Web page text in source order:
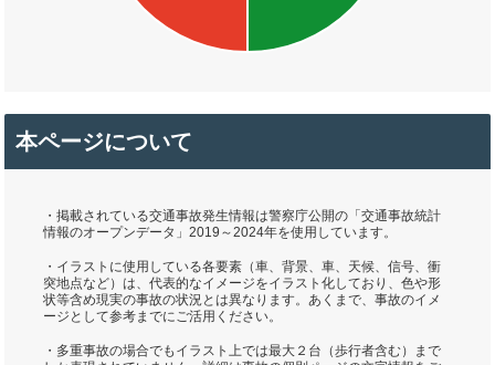
本ページについて
・掲載されている交通事故発生情報は警察庁公開の「交通事故統計
情報のオープンデータ」2019～2024年を使用しています。
・イラストに使用している各要素（車、背景、車、天候、信号、衝
突地点など）は、代表的なイメージをイラスト化しており、色や形
状等含め現実の事故の状況とは異なります。あくまで、事故のイメ
ージとして参考までにご活用ください。
・多重事故の場合でもイラスト上では最大２台（歩行者含む）まで